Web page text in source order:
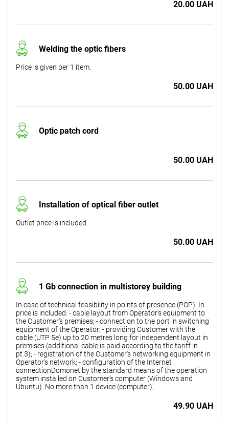
20.00 UAH
Welding the optic fibers
Price is given per 1 item.
50.00 UAH
Optic patch cord
50.00 UAH
Installation of optical fiber outlet
Outlet price is included.
50.00 UAH
1 Gb connection in multistorey building
In case of technical feasibility in points of presence (POP). In
price is included: - cable layout from Operator's equipment to
the Customer's premises; - connection to the port in switching
equipment of the Operator; - providing Customer with the
cable (UTP 5e) up to 20 metres long for independent layout in
premises (additional cable is paid according to the tariff in
pt.3); - registration of the Customer's networking equipment in
Operator's network; - configuration of the Internet
connectionDomonet by the standard means of the operation
system installed on Customer's computer (Windows and
Ubuntu). No more than 1 device (computer);
49.90 UAH